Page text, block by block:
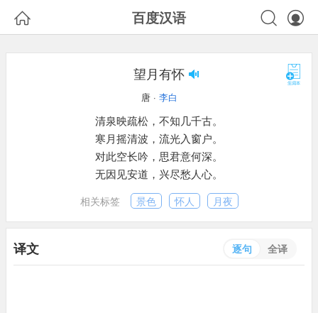
 百度汉语 

望月有怀
唐 · 李白
清泉映疏松，不知几千古。
寒月摇清波，流光入窗户。
对此空长吟，思君意何深。
无因见安道，兴尽愁人心。
相关标签 景色 怀人 月夜
译文 逐句 全译